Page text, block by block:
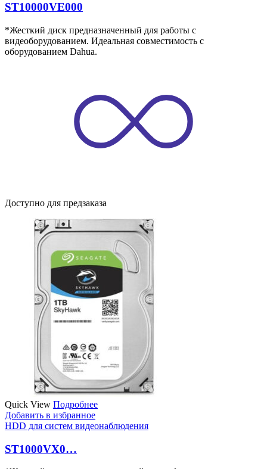
ST10000VE000
*Жесткий диск предназначенный для работы с
видеоборудованием. Идеальная совместимость с
оборудованием Dahua.
Доступно для предзаказа
Quick View Подробнее
Добавить в избранное
HDD для систем видеонаблюдения
ST1000VX0…